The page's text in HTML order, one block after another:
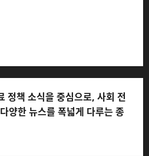
정책 소식을 중심으로, 사회 전
양한 뉴스를 폭넓게 다루는 종